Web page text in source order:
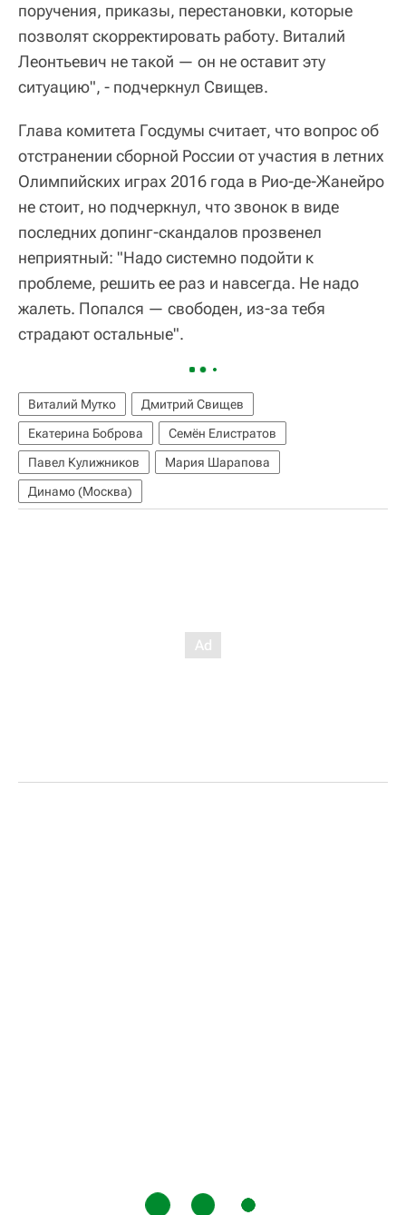
поручения, приказы, перестановки, которые
позволят скорректировать работу. Виталий
Леонтьевич не такой — он не оставит эту
ситуацию", - подчеркнул Свищев.
Глава комитета Госдумы считает, что вопрос об
отстранении сборной России от участия в летних
Олимпийских играх 2016 года в Рио-де-Жанейро
не стоит, но подчеркнул, что звонок в виде
последних допинг-скандалов прозвенел
неприятный: "Надо системно подойти к
проблеме, решить ее раз и навсегда. Не надо
жалеть. Попался — свободен, из-за тебя
страдают остальные".
Виталий Мутко
Дмитрий Свищев
Екатерина Боброва
Семён Елистратов
Павел Кулижников
Мария Шарапова
Динамо (Москва)